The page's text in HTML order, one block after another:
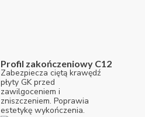
Profil zakończeniowy C12
Zabezpiecza ciętą krawędź
płyty GK przed
zawilgoceniem i
zniszczeniem. Poprawia
estetykę wykończenia.